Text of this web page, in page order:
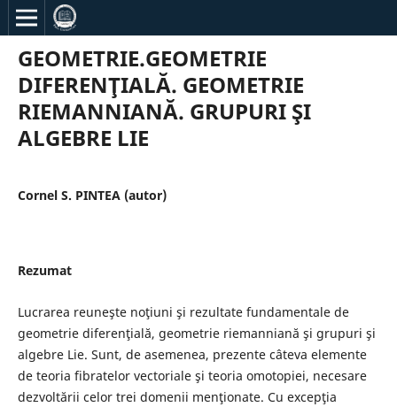
GEOMETRIE.GEOMETRIE
DIFERENŢIALĂ. GEOMETRIE
RIEMANNIANĂ. GRUPURI ŞI
ALGEBRE LIE
Cornel S. PINTEA (autor)
Rezumat
Lucrarea reuneşte noţiuni şi rezultate fundamentale de
geometrie diferenţială, geometrie riemanniană şi grupuri şi
algebre Lie. Sunt, de asemenea, prezente câteva elemente
de teoria fibratelor vectoriale şi teoria omotopiei, necesare
dezvoltării celor trei domenii menţionate. Cu excepţia